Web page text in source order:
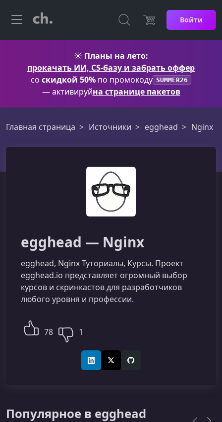
Войти
☀️ Планы на лето:
прокачать ИИ, CS-базу и забрать оффер
со скидкой 50% по промокоду SUMMER26
— активируйна странице пакетов
Главная страница Источники egghead Nginx
egghead — Nginx
egghead, Nginx Туториалы, Курсы. Проект
egghead.io представляет огромный выбор
курсов и скринкастов для разработчиков
любого уровня и профессии.
78 1
LinkedInX (Twitter)GitHub
Популярное в egghead